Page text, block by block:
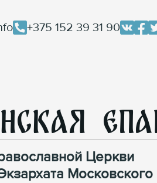
+375 152 39 31 90
Церкви
Московского